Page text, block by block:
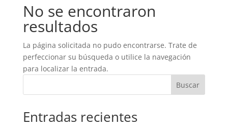
No se encontraron
resultados
La página solicitada no pudo encontrarse. Trate de
perfeccionar su búsqueda o utilice la navegación
para localizar la entrada.
Buscar
Entradas recientes